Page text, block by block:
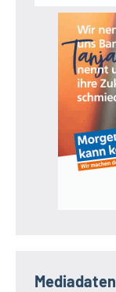
Mediadaten